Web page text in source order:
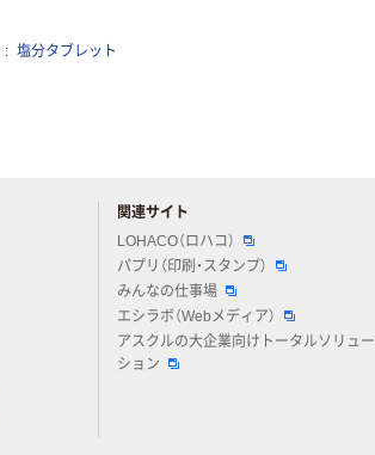
塩分タブレット
関連サイト
LOHACO（ロハコ）
パプリ（印刷・スタンプ）
みんなの仕事場
エシラボ（Webメディア）
アスクルの大企業向けトータルソリュー
ション